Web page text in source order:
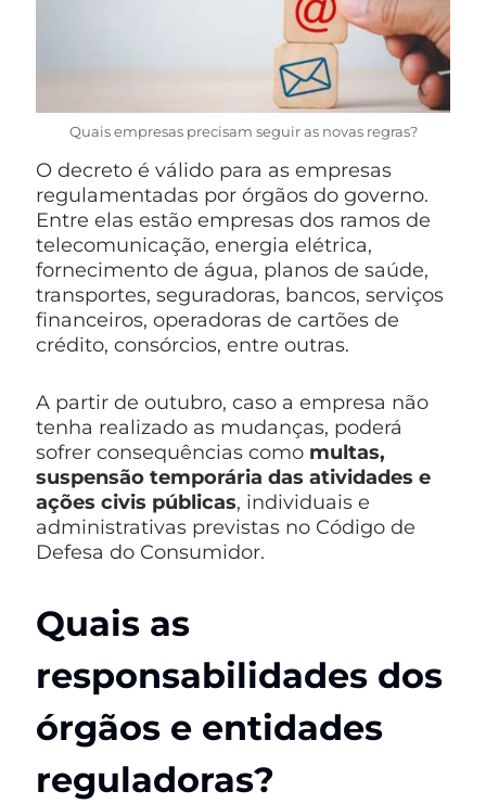
Quais empresas precisam seguir as novas regras?
O decreto é válido para as empresas
regulamentadas por órgãos do governo.
Entre elas estão empresas dos ramos de
telecomunicação, energia elétrica,
fornecimento de água, planos de saúde,
transportes, seguradoras, bancos, serviços
financeiros, operadoras de cartões de
crédito, consórcios, entre outras.
A partir de outubro, caso a empresa não
tenha realizado as mudanças, poderá
sofrer consequências como multas,
suspensão temporária das atividades e
ações civis públicas, individuais e
administrativas previstas no Código de
Defesa do Consumidor.
Quais as
responsabilidades dos
órgãos e entidades
reguladoras?